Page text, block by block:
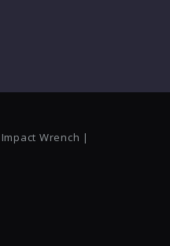
Impact Wrench |